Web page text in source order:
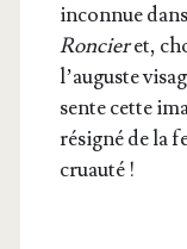
incon­nue
Ron­cieret,
l’au­guste
sente cette
rési­gné de la
cruauté !